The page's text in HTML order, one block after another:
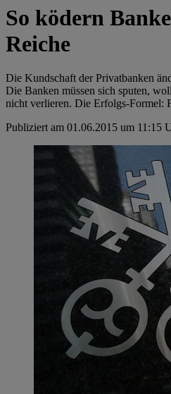
So ködern
Reiche
Die Kundschaft der Privatbanken
Die Banken müssen sich sputen,
nicht verlieren. Die Erfolgs-Formel:
Publiziert am 01.06.2015 um 11:15